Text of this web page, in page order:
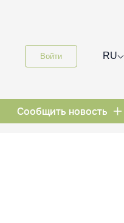
Войти RU⌵
Сообщить новость